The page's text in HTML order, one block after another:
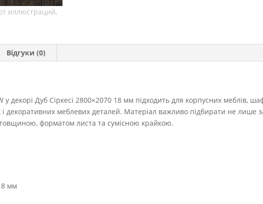
Відгуки (0)
декорі Дуб Сіркесі 2800×2070 18 мм підходить для корпусних меблів,
і декоративних меблевих деталей. Матеріал важливо підбирати не лише
форматом листа та сумісною крайкою.
мм